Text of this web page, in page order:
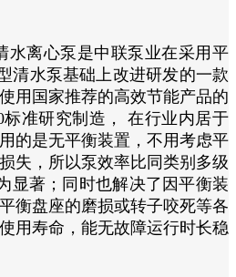
离心泵是中联泵业在采用平
清水泵基础上改进研发的一款
用国家推荐的高效节能产品的
准研究制造， 在行业内居于
的是无平衡装置，不用考虑平
失，所以泵效率比同类别多级
显著；同时也解决了因平衡装
衡盘座的磨损或转子咬死等各
用寿命，能无故障运行时长稳